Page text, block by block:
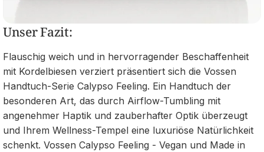
Unser Fazit:
Flauschig weich und in hervorragender Beschaffenheit
mit Kordelbiesen verziert präsentiert sich die Vossen
Handtuch-Serie Calypso Feeling. Ein Handtuch der
besonderen Art, das durch Airflow-Tumbling mit
angenehmer Haptik und zauberhafter Optik überzeugt
und Ihrem Wellness-Tempel eine luxuriöse Natürlichkeit
schenkt. Vossen Calypso Feeling - Vegan und Made in